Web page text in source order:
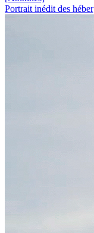
Portrait inédit des